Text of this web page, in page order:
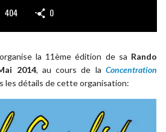
404 0
la 11ème édition de sa Rando
2014, au cours de laConcentration
les détails de cette organisation: